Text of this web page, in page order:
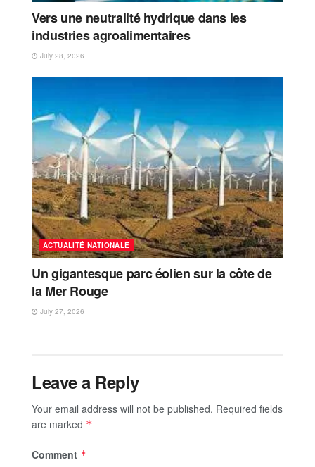
Vers une neutralité hydrique dans les
industries agroalimentaires
July 28, 2026
ACTUALITÉ NATIONALE
Un gigantesque parc éolien sur la côte de
la Mer Rouge
July 27, 2026
Leave a Reply
Your email address will not be published. Required fields
are marked *
Comment *